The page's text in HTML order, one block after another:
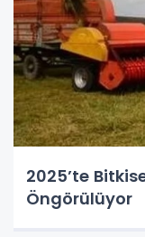
2025’te
Öngörülüyor